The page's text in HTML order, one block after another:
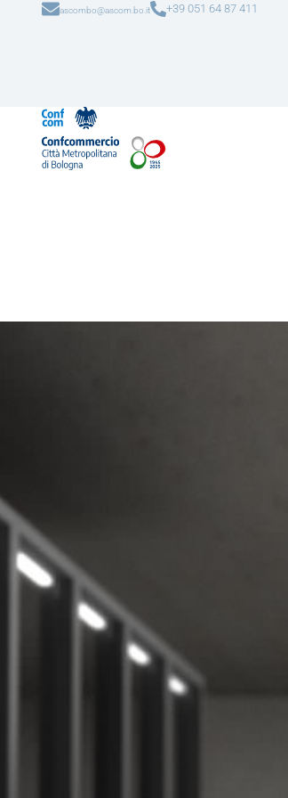
ascombo@ascom.bo.it +39 051 64 87 411